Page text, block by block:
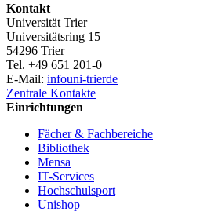
Kontakt
Universität Trier
Universitätsring 15
54296 Trier
Tel. +49 651 201-0
E-Mail: infouni-trierde
Zentrale Kontakte
Einrichtungen
Fächer & Fachbereiche
Bibliothek
Mensa
IT-Services
Hochschulsport
Unishop